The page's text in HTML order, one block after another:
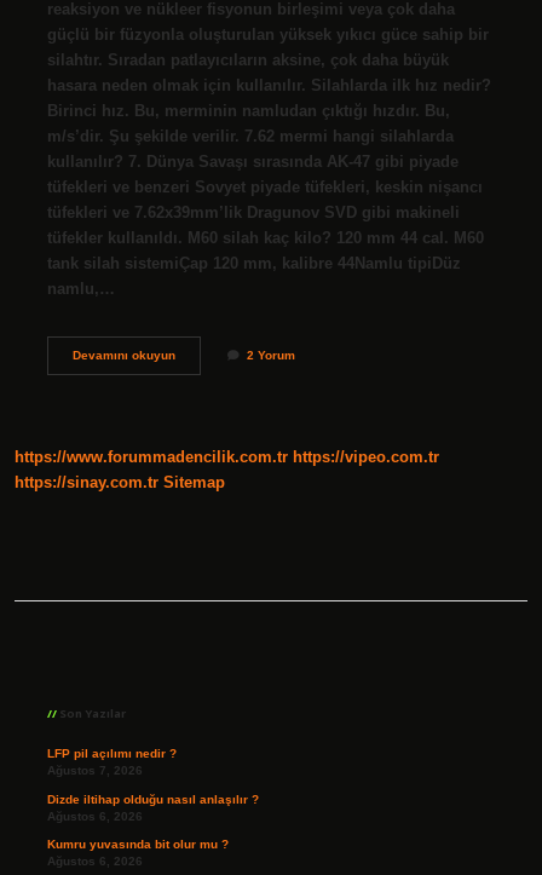
reaksiyon ve nükleer fisyonun birleşimi veya çok daha
güçlü bir füzyonla oluşturulan yüksek yıkıcı güce sahip bir
silahtır. Sıradan patlayıcıların aksine, çok daha büyük
hasara neden olmak için kullanılır. Silahlarda ilk hız nedir?
Birinci hız. Bu, merminin namludan çıktığı hızdır. Bu,
m/s’dir. Şu şekilde verilir. 7.62 mermi hangi silahlarda
kullanılır? 7. Dünya Savaşı sırasında AK-47 gibi piyade
tüfekleri ve benzeri Sovyet piyade tüfekleri, keskin nişancı
tüfekleri ve 7.62x39mm’lik Dragunov SVD gibi makineli
tüfekler kullanıldı. M60 silah kaç kilo? 120 mm 44 cal. M60
tank silah sistemiÇap 120 mm, kalibre 44Namlu tipiDüz
namlu,…
Devamını okuyunEn
2 Yorum
https://www.forummadencilik.com.tr https://vipeo.com.tr
https://sinay.com.tr Sitemap
Son Yazılar
LFP pil açılımı nedir ?
Ağustos 7, 2026
Dizde iltihap olduğu nasıl anlaşılır ?
Ağustos 6, 2026
Kumru yuvasında bit olur mu ?
Ağustos 6, 2026